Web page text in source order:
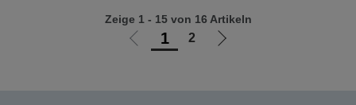
Zur
1 2
Zur
Zeige 1 - 15 von 16 Artikeln